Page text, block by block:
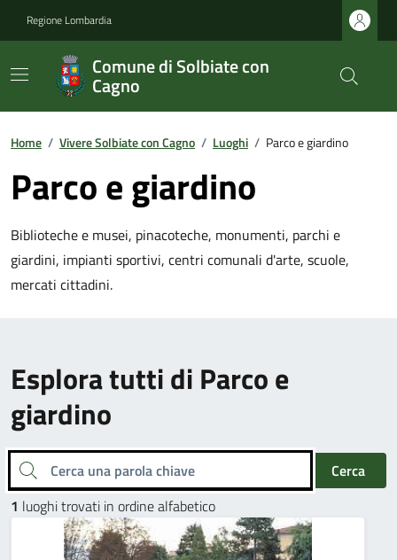
Regione Lombardia
Comune di Solbiate con
Cagno
Home / Vivere Solbiate con Cagno / Luoghi / Parco e giardino
Parco e giardino
Biblioteche e musei, pinacoteche, monumenti, parchi e
giardini, impianti sportivi, centri comunali d'arte, scuole,
mercati cittadini.
Esplora tutti di Parco e
giardino
Cerca una parola chiave
Cerca
1 luoghi trovati in ordine alfabetico